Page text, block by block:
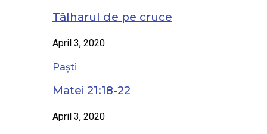
Tâlharul de pe cruce
April 3, 2020
Paști
Matei 21:18-22
April 3, 2020